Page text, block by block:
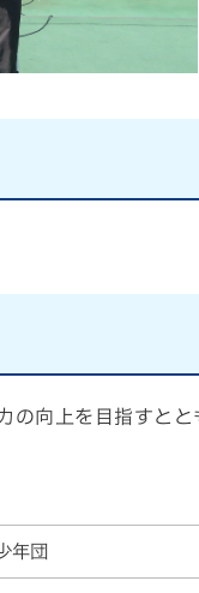
の向上を目指すと
年団